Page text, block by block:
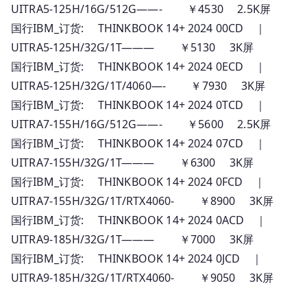
UITRA5-125H/16G/512G——- ￥4530 2.5K屏
国行IBM_订货: THINKBOOK 14+ 2024 00CD ｜
UITRA5-125H/32G/1T——— ￥5130 3K屏
国行IBM_订货: THINKBOOK 14+ 2024 0ECD ｜
UITRA5-125H/32G/1T/4060—- ￥7930 3K屏
国行IBM_订货: THINKBOOK 14+ 2024 0TCD ｜
UITRA7-155H/16G/512G——- ￥5600 2.5K屏
国行IBM_订货: THINKBOOK 14+ 2024 07CD ｜
UITRA7-155H/32G/1T——— ￥6300 3K屏
国行IBM_订货: THINKBOOK 14+ 2024 0FCD ｜
UITRA7-155H/32G/1T/RTX4060- ￥8900 3K屏
国行IBM_订货: THINKBOOK 14+ 2024 0ACD ｜
UITRA9-185H/32G/1T——— ￥7000 3K屏
国行IBM_订货: THINKBOOK 14+ 2024 0JCD ｜
UITRA9-185H/32G/1T/RTX4060- ￥9050 3K屏